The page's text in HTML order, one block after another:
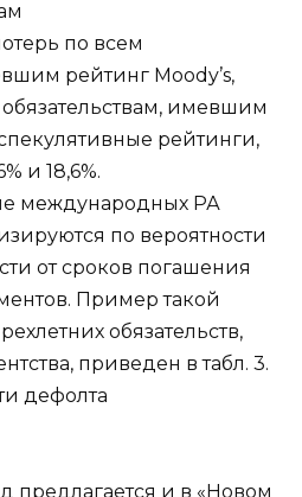
по всем
рейтинг Moody’s,
обязательствам, имевшим
рейтинги,
и 18,6%.
международных РА
по вероятности
от сроков погашения
Пример такой
обязательств,
приведен в табл. 3.
предлагается и в «Новом